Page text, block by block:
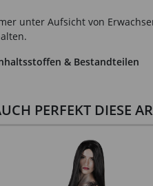
unter Aufsicht von
& Bestandteilen
PERFEKT DIESE